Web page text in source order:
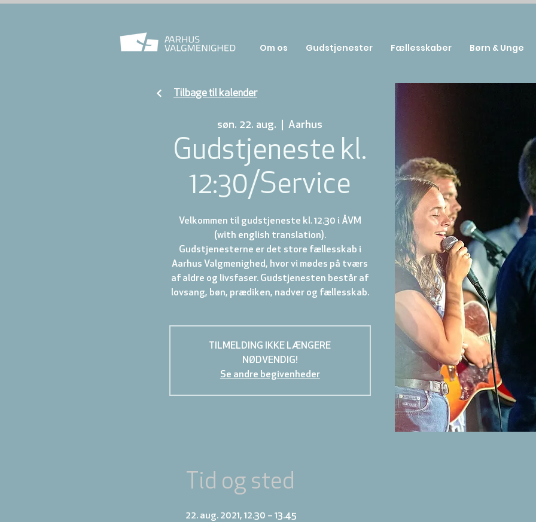
søn. 22. aug.
  |
Aarhus
Gudstjeneste kl.
12:30/Service
Velkommen til gudstjeneste kl. 12.30 i ÅVM
(with english translation).
Gudstjenesterne er det store fællesskab i
Aarhus Valgmenighed, hvor vi mødes på tværs
af aldre og livsfaser. Gudstjenesten består af
lovsang, bøn, prædiken, nadver og fællesskab.
TILMELDING IKKE LÆNGERE
NØDVENDIG!
Se andre begivenheder
Tid og sted
22. aug. 2021, 12.30 – 13.45
Tilbage til kalender
Om os Gudstjenester Fællesskaber Børn & Unge